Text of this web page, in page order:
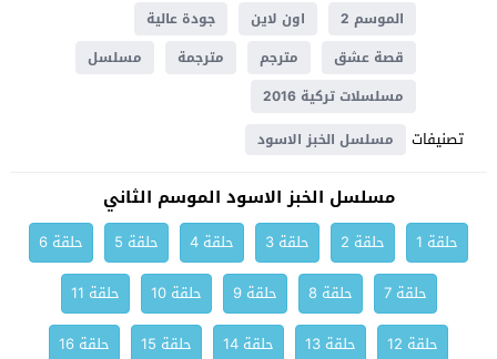
الموسم 2
اون لاين
جودة عالية
قصة عشق
مترجم مترجمة
مسلسل
مسلسلات تركية 2016
تصنيفات مسلسل الخبز الاسود
مسلسل الخبز الاسود الموسم الثاني
حلقة 1 حلقة 2 حلقة 3 حلقة 4 حلقة 5
حلقة 6
حلقة 7
حلقة 8 حلقة 9 حلقة 10
حلقة 11
حلقة 12
حلقة 13 حلقة 14 حلقة 15
حلقة 16